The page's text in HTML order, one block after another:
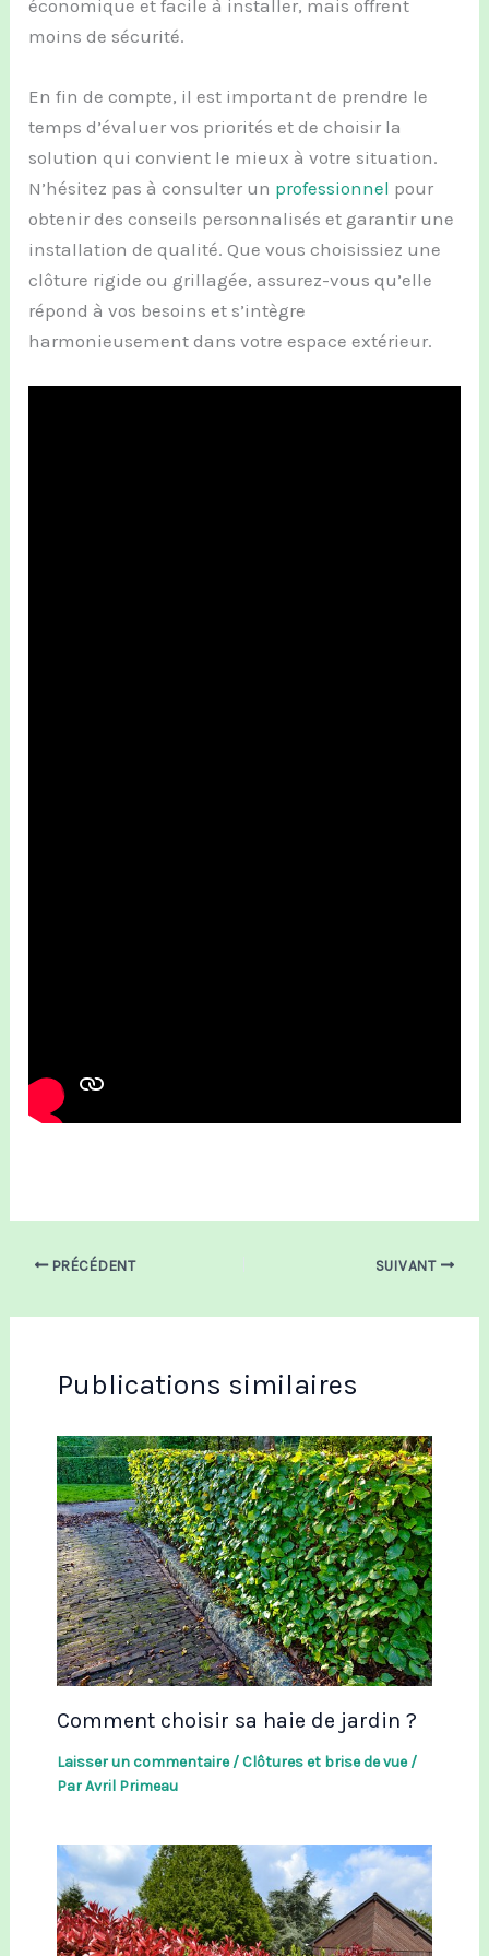
économique et facile à installer, mais offrent
moins de sécurité.
En fin de compte, il est important de prendre le
temps d’évaluer vos priorités et de choisir la
solution qui convient le mieux à votre situation.
N’hésitez pas à consulter un professionnel pour
obtenir des conseils personnalisés et garantir une
installation de qualité. Que vous choisissiez une
clôture rigide ou grillagée, assurez-vous qu’elle
répond à vos besoins et s’intègre
harmonieusement dans votre espace extérieur.
PRÉCÉDENT SUIVANT
Publications similaires
Comment choisir sa haie de jardin ?
Laisser un commentaire /Clôtures et brise de vue/
ParAvril Primeau